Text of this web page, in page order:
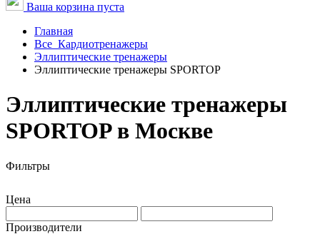
Ваша корзина пуста
Главная
Все Кардиотренажеры
Эллиптические тренажеры
Эллиптические тренажеры SPORTOP
Эллиптические тренажеры
SPORTOP в Москве
Фильтры
Цена
Производители